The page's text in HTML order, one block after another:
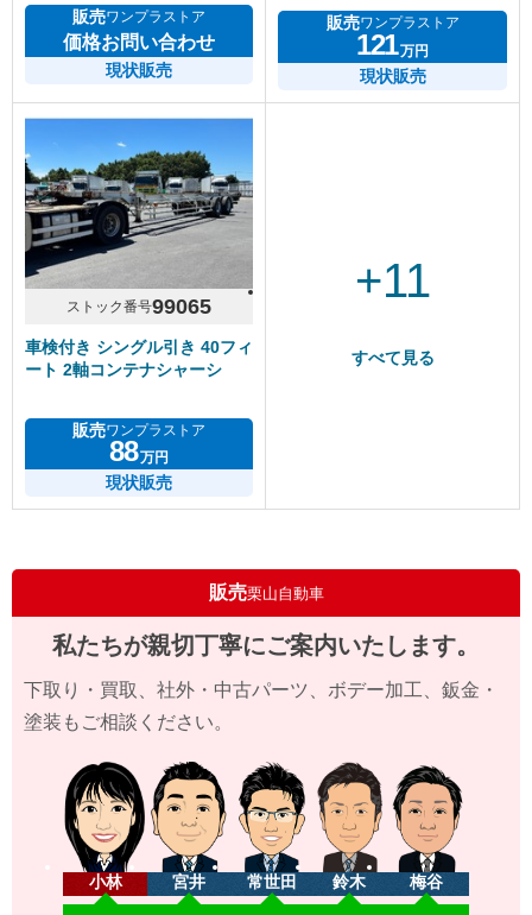
販売ワンプラストア
価格お問い合わせ
現状販売
販売ワンプラストア
121万円
現状販売
ストック番号99065
車検付き シングル引き 40フィ
ート 2軸コンテナシャーシ
販売ワンプラストア
88万円
現状販売
+11
すべて見る
販売栗山自動車
私たちが親切丁寧にご案内いたします。
下取り・買取、社外・中古パーツ、ボデー加工、鈑金・
塗装もご相談ください。
小林 宮井 常世田 鈴木 梅谷